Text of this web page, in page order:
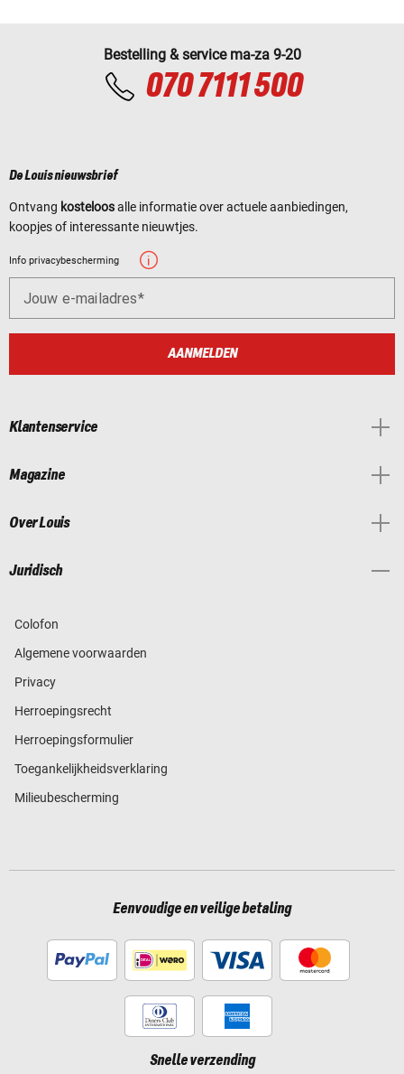
Bestelling & service ma-za 9-20
070 7111 500
De Louis nieuwsbrief
Ontvang kosteloosalle informatie over actuele aanbiedingen,
koopjes of interessante nieuwtjes.
Info privacybescherming
Jouw e-mailadres
AANMELDEN
Klantenservice
Magazine
Over Louis
Juridisch
Colofon
Algemene voorwaarden
Privacy
Herroepingsrecht
Herroepingsformulier
Toegankelijkheidsverklaring
Milieubescherming
Eenvoudige en veilige betaling
Snelle verzending